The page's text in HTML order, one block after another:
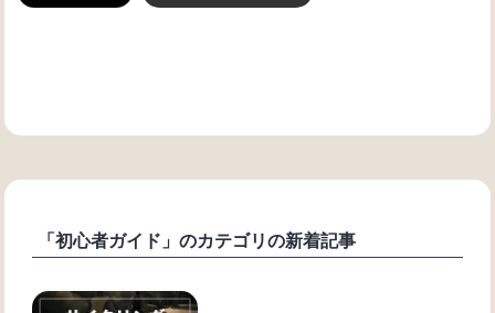
「初心者ガイド」のカテゴリの新着記事